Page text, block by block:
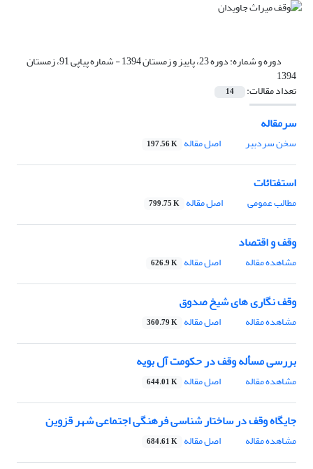
دوره و شماره: دوره 23، پاییز و زمستان 1394 - شماره پیاپی 91، زمستان
1394
تعداد مقالات: 14
سرمقاله
سخن سردبیر اصل مقاله 197.56 K
استفتائات
مطالب عمومی اصل مقاله 799.75 K
وقف و اقتصاد
مشاهده مقاله اصل مقاله 626.9 K
وقف نگاری های شیخ صدوق
مشاهده مقاله اصل مقاله 360.79 K
بررسی مسأله وقف در حکومت آل بویه
مشاهده مقاله اصل مقاله 644.01 K
جایگاه وقف در ساختار شناسی فرهنگی اجتماعی شهر قزوین
مشاهده مقاله اصل مقاله 684.61 K